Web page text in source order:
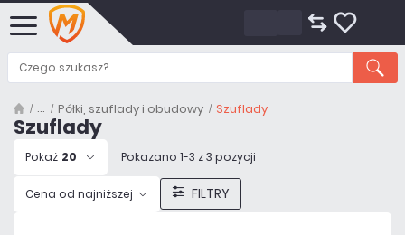
Półki, szuflady i obudowy Szuflady
Szuflady
Pokaż 20 Pokazano 1-3 z 3 pozycji
Cena od najniższej FILTRY